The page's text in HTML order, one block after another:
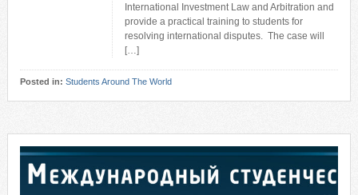
International Investment Law and Arbitration and
provide a practical training to students for
resolving international disputes. The case will
[…]
Posted in: Students Around The World